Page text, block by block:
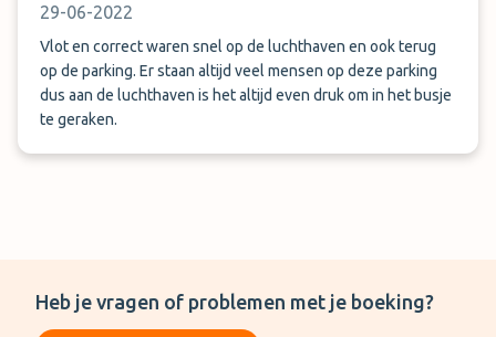
29-06-2022
Vlot en correct waren snel op de luchthaven en ook terug
op de parking. Er staan altijd veel mensen op deze parking
dus aan de luchthaven is het altijd even druk om in het busje
te geraken.
Heb je vragen of problemen met je boeking?